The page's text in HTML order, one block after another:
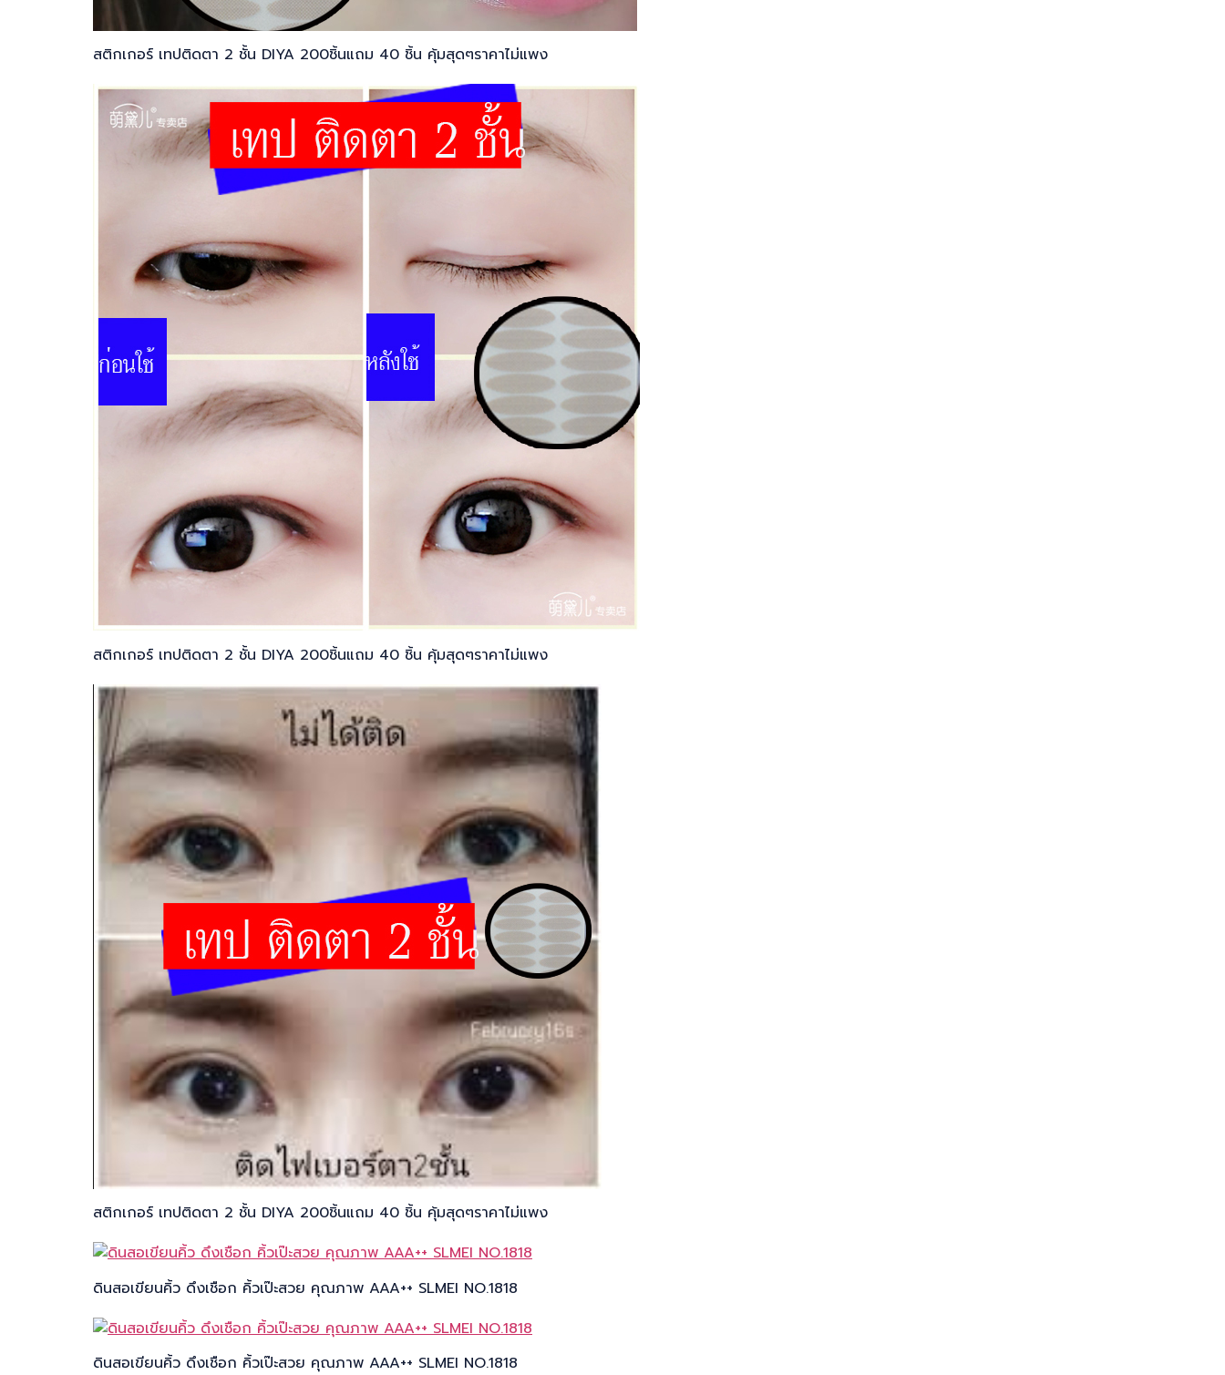
สติกเกอร์ เทปติดตา 2 ชั้น DIYA 200ชิ้นแถม 40 ชิ้น คุ้มสุดๆราคาไม่แพง
สติกเกอร์ เทปติดตา 2 ชั้น DIYA 200ชิ้นแถม 40 ชิ้น คุ้มสุดๆราคาไม่แพง
สติกเกอร์ เทปติดตา 2 ชั้น DIYA 200ชิ้นแถม 40 ชิ้น คุ้มสุดๆราคาไม่แพง
ดินสอเขียนคิ้ว ดึงเชือก คิ้วเป๊ะสวย คุณภาพ AAA++ SLMEI NO.1818
ดินสอเขียนคิ้ว ดึงเชือก คิ้วเป๊ะสวย คุณภาพ AAA++ SLMEI NO.1818